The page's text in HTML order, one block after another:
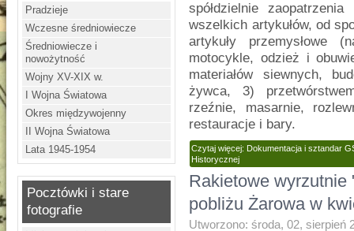
Pradzieje
Wczesne średniowiecze
Średniowiecze i
nowożytność
Wojny XV-XIX w.
I Wojna Światowa
Okres międzywojenny
II Wojna Światowa
Lata 1945-1954
Pocztówki i stare
fotografie
spółdzielnie
wszelkich artykułów, od
artykuły przemysłowe
motocykle, odzież i
materiałów siewnych,
żywca, 3)
rzeźnie, masarnie,
restauracje i bary.
Czytaj więcej: Dokumentacja i sztandar
Historycznej
Rakietowe
pobliżu Żarowa w
Utworzono: środa, 02, sierpień